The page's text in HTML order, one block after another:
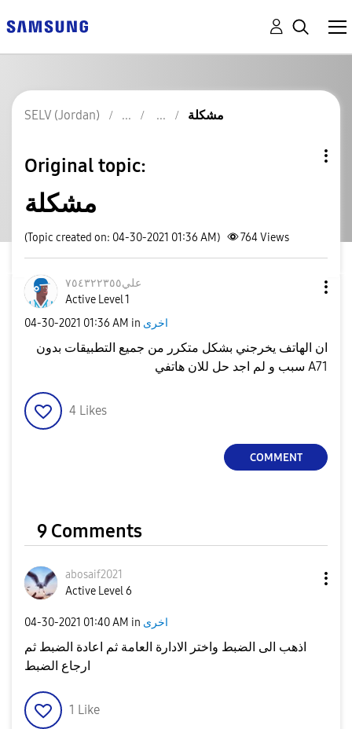
SELV (Jordan) مشكلة
Original topic:
مشكلة
(Topic created on: 04-30-2021 01:36 AM) 764Views
علي٧٥٤٣٢٢٣٥٥
Active Level 1
‎04-30-2021 01:36 AM in اخرى
ان الهاتف يخرجني بشكل متكرر من جميع التطبيقات بدون
سبب و لم اجد حل للان هاتفي A71
4 Likes
COMMENT
9 Comments
abosaif2021
Active Level 6
‎04-30-2021 01:40 AM in اخرى
اذهب الى الضبط واختر الادارة العامة ثم اعادة الضبط ثم
ارجاع الضبط
1 Like